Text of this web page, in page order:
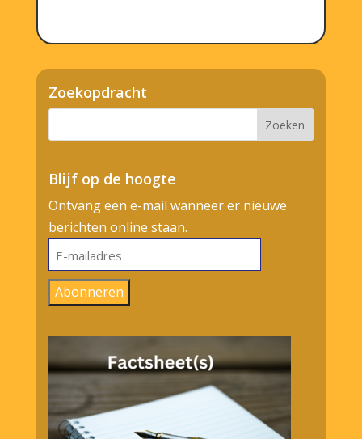
Zoekopdracht
Blijf op de hoogte
Ontvang een e-mail wanneer er nieuwe
berichten online staan.
E-
mailadres
Abonneren